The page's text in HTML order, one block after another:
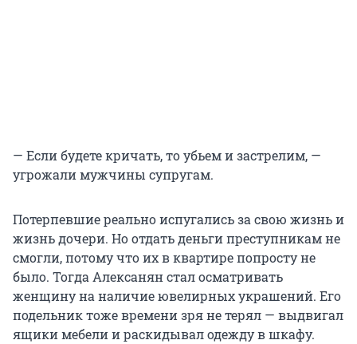
— Если будете кричать, то убьем и застрелим, —
угрожали мужчины супругам.
Потерпевшие реально испугались за свою жизнь и
жизнь дочери. Но отдать деньги преступникам не
смогли, потому что их в квартире попросту не
было. Тогда Алексанян стал осматривать
женщину на наличие ювелирных украшений. Его
подельник тоже времени зря не терял — выдвигал
ящики мебели и раскидывал одежду в шкафу.